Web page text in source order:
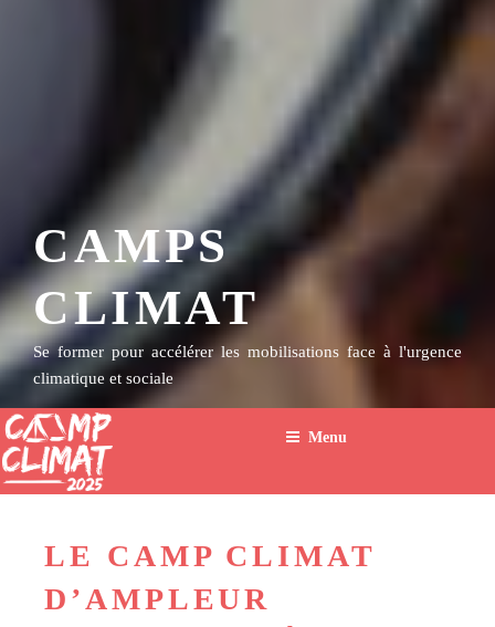
CAMPS
CLIMAT
Se former pour accélérer les mobilisations face à l'urgence
climatique et sociale
Menu
LE CAMP CLIMAT
D’AMPLEUR